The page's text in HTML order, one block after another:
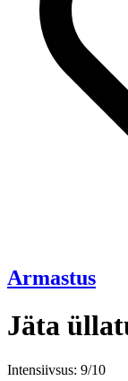
Armastus
Jäta
Intensiivsus: 9/10